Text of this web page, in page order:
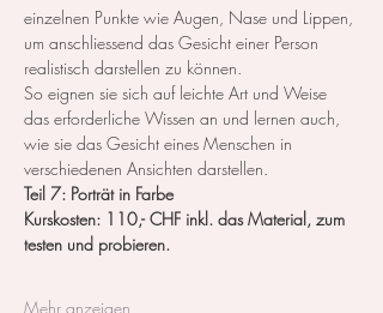
einzelnen Punkte wie Augen, Nase und Lippen,
um anschliessend das Gesicht einer Person
realistisch darstellen zu können.
So eignen sie sich auf leichte Art und Weise
das erforderliche Wissen an und lernen auch,
wie sie das Gesicht eines Menschen in
verschiedenen Ansichten darstellen.
Teil 7: Porträt in Farbe
Kurskosten: 110,- CHF inkl. das Material, zum
testen und probieren.
Mehr anzeigen